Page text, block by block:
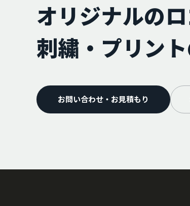
オリジナルの
刺繍・プリント
お問い合わせ・お見積もり